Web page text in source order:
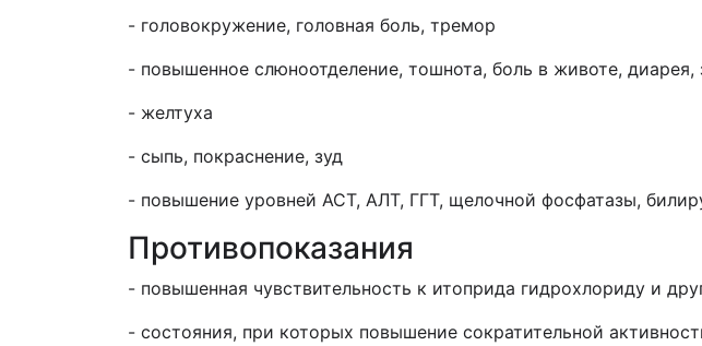
- головокружение, головная боль, тремор
- повышенное слюноотделение, тошнота, боль в животе, диарея,
- желтуха
- сыпь, покраснение, зуд
- повышение уровней АСТ, АЛТ, ГГТ, щелочной фосфатазы,
Противопоказания
- повышенная чувствительность к итоприда гидрохлориду и
- состояния, при которых повышение сократительной